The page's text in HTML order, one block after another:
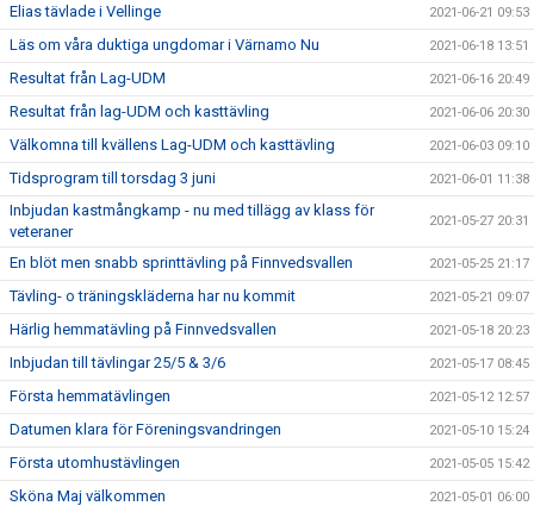
Elias tävlade i Vellinge 2021-06-21 09:53
Läs om våra duktiga ungdomar i Värnamo Nu 2021-06-18 13:51
Resultat från Lag-UDM 2021-06-16 20:49
Resultat från lag-UDM och kasttävling 2021-06-06 20:30
Välkomna till kvällens Lag-UDM och kasttävling 2021-06-03 09:10
Tidsprogram till torsdag 3 juni 2021-06-01 11:38
Inbjudan kastmångkamp - nu med tillägg av klass för
veteraner
2021-05-27 20:31
En blöt men snabb sprinttävling på Finnvedsvallen 2021-05-25 21:17
Tävling- o träningskläderna har nu kommit 2021-05-21 09:07
Härlig hemmatävling på Finnvedsvallen 2021-05-18 20:23
Inbjudan till tävlingar 25/5 & 3/6 2021-05-17 08:45
Första hemmatävlingen 2021-05-12 12:57
Datumen klara för Föreningsvandringen 2021-05-10 15:24
Första utomhustävlingen 2021-05-05 15:42
Sköna Maj välkommen 2021-05-01 06:00